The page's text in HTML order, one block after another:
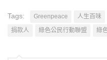
Tags: Greenpeace 人生百味
捐款人
綠色公民行動聯盟 綠